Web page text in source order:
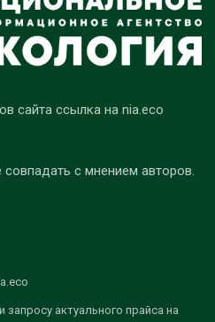
сайта ссылка на nia.eco
с мнением авторов.
актуального прайса на